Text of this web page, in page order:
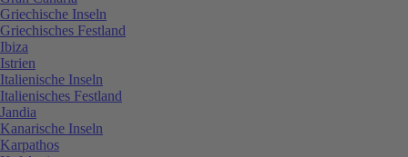
Griechische Inseln
Griechisches Festland
Ibiza
Istrien
Italienische Inseln
Italienisches Festland
Jandia
Kanarische Inseln
Karpathos